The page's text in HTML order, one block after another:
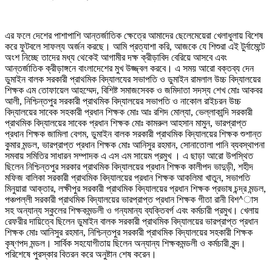
এর ফলে দেশের পাশাপাশি আন্তর্জাতিক ক্ষেত্রে আমাদের ছেলেমেয়েরা খেলাধুলায় বিশেষ
করে ফুটবলে সাফল্য অর্জন করছে। আমি প্রত্যাশা করি, আজকে যে শিশুরা এই টুর্নামেন্টে
অংশ নিচ্ছে তাদের মধ্য থেকেই আগামীর দক্ষ ক্রীড়াবিদ বেরিয়ে আসবে এবং
আন্তর্জাতিক ক্রীড়াঙ্গনে বাংলাদেশের মুখ উজ্জ্বল করবে। এ সময় আরো বক্তব্য দেন
ডুমাইন বালক সরকারী প্রাথমিক বিদ্যালযের সভাপতি ও ডুমাইন রামলাল উচ্চ বিদ্যালয়ের
শিক্ষক এম তোফায়েল আহম্মেদ, বিশিষ্ট সমাজসেবক ও জমিদাতা সদস্য শেখ মোঃ আকবর
আলী, নিশ্চিন্তপুর সরকারী প্রাথমিক বিদ্যালয়ের সভাপতি ও নাকোল রাইচরন উচ্চ
বিদ্যালয়ের সাবেক সহকারী প্রধান শিক্ষক মোঃ আঃ রশিদ মোল্যা, ভেল্লাকান্দি সরকারী
প্রাথমিক বিদ্যালয়ের সাবেক প্রধান শিক্ষক মোঃ কামরুল আহসান মামুন, ভারপ্রাপ্ত
প্রধান শিক্ষক জামিলা বেগম, ডুমাইন বালক সরকারী প্রাথমিক বিদ্যালয়ের শিক্ষক শুশান্ত
কুমার মন্ডল, ভারপ্রাপ্ত প্রধান শিক্ষক মোঃ আনিসুর রহমান, সোনাতোলা পানি ব্যবস্থাপনা
সমবায় সমিতির সাধারন সম্পাদক এ এস এম সায়েম প্রমুখ । এ ছাড়া আরো উপস্থিত
ছিলেন নিশ্চিন্তপুর সরকার প্রাথমিক বিদ্যালয়ের প্রধান শিক্ষক কালীপদ ভাদুড়ী, শহীদ
মফিজ বালিকা সরকারী প্রাথমিক বিদ্যালয়ের প্রধান শিক্ষক আকলিমা খাতুন, সভাপতি
মিনুয়ারা আক্তার, লক্ষীপুর সরকারী প্রাথমিক বিদ্যালয়ের প্রধান শিক্ষক প্রভাষ চন্দ্র মন্ডল,
পঞ্চপল্লী সরকারী প্রাথমিক বিদ্যালয়ের ভারপ্রাপ্ত প্রধান শিক্ষক গীতা রানী বিশ^াস
সহ অন্যান্য স্কুলের শিক্ষকমন্ডলী ও গন্যমান্য ব্যক্তিবর্গ এবং কর্মচারী প্রমুখ। খেলায়
রেফরীর দায়িত্বে ছিলেন ডুমাইন বালক সরকারী প্রাথমিক বিদ্যালয়ের ভারপ্রাপ্ত প্রধান
শিক্ষক মোঃ আনিসুর রহমান, নিশ্চিন্তপুর সরকারী প্রাথমিক বিদ্যালয়ের সহকারী শিক্ষক
কৃষ্ণপদ মন্ডল। সার্বিক সহযোগীতায় ছিলেন অন্যান্য শিক্ষকমন্ডলী ও কর্মচারী বৃন্দ।
পরিশেষে পুরস্কার বিতরন করে অনুষ্টান শেষ করেন।